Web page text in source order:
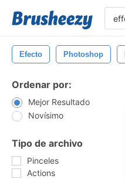
Efecto Photoshop
Ordenar por:
Mejor Resultado
Novísimo
Tipo de archivo
Pinceles
Actions